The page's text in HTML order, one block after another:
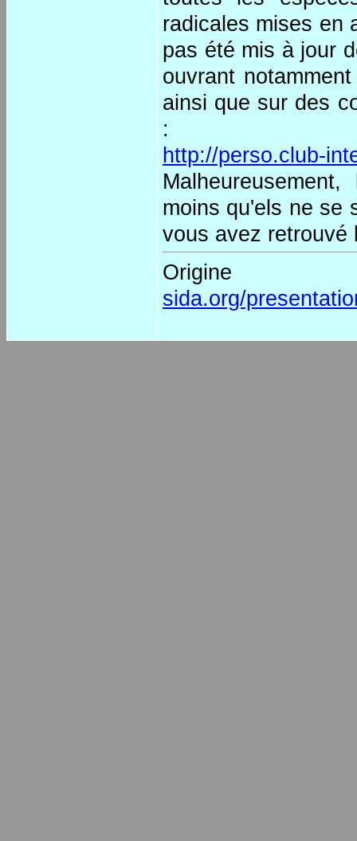
radicales mises en
pas été mis à jour
ouvrant
ainsi que sur des
:
http://perso.club-
moins qu'els ne se
vous avez retrouvé
sida.org/